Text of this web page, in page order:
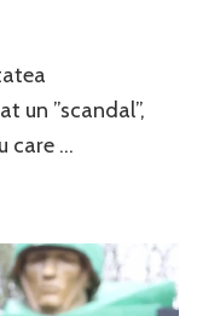
un ”scandal”,
care …